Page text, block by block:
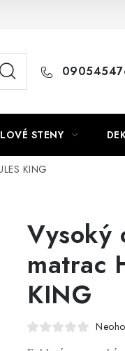
Nábytok na
STENY
KING
Vysoký
matrac
KING